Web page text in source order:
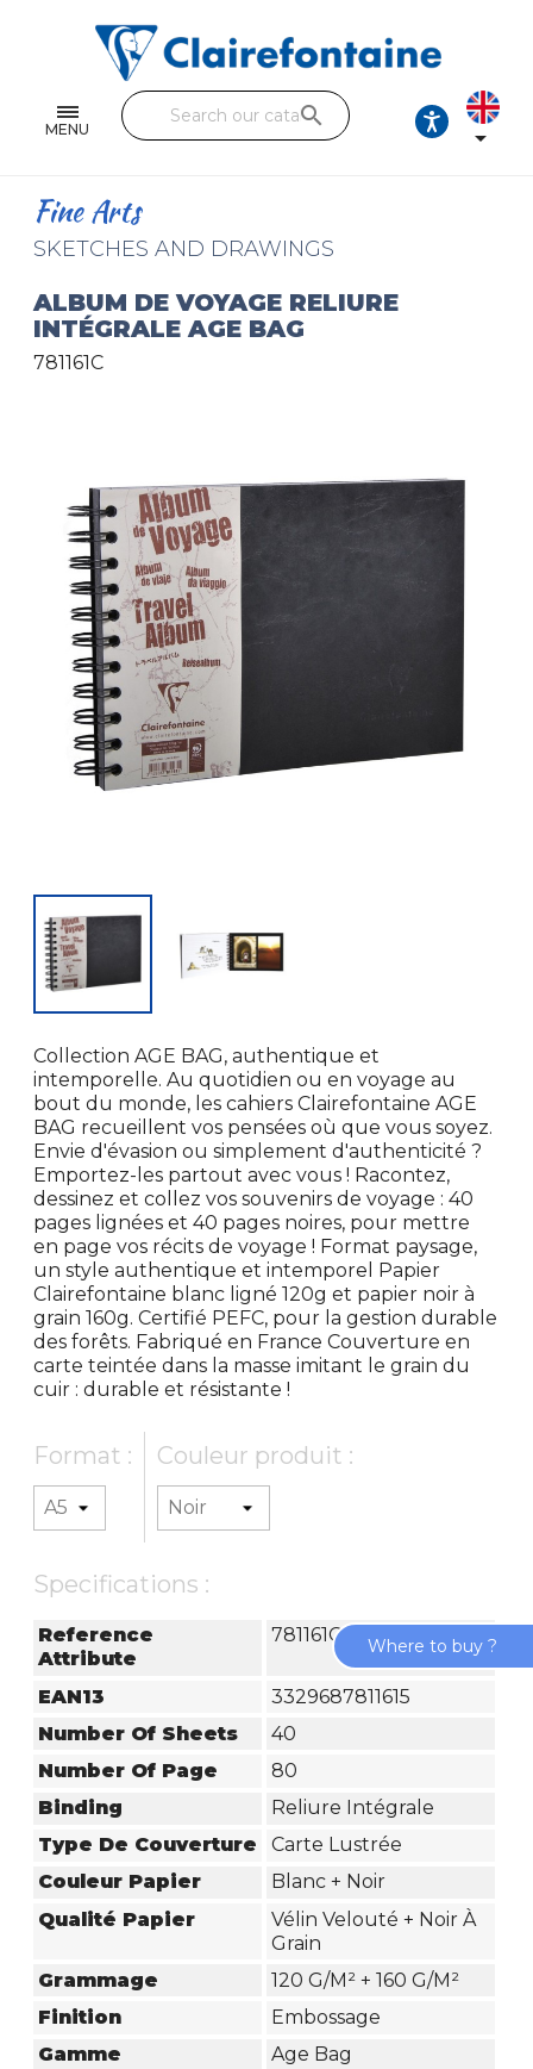
MENU
Single and double sheets
Fine arts
Handicraft
Pencil cases & Leather goods
search

Fine Arts
SKETCHES AND DRAWINGS
ALBUM DE VOYAGE RELIURE
INTÉGRALE AGE BAG
781161C
Collection AGE BAG, authentique et
intemporelle. Au quotidien ou en voyage au
bout du monde, les cahiers Clairefontaine AGE
BAG recueillent vos pensées où que vous soyez.
Envie d'évasion ou simplement d'authenticité ?
Emportez-les partout avec vous ! Racontez,
dessinez et collez vos souvenirs de voyage : 40
pages lignées et 40 pages noires, pour mettre
en page vos récits de voyage ! Format paysage,
un style authentique et intemporel Papier
Clairefontaine blanc ligné 120g et papier noir à
grain 160g. Certifié PEFC, pour la gestion durable
des forêts. Fabriqué en France Couverture en
carte teintée dans la masse imitant le grain du
cuir : durable et résistante !
Format : Couleur produit :
Specifications :
Reference
Attribute
781161C
EAN13
3329687811615
Number Of Sheets
40
Number Of Page
80
Binding
Reliure Intégrale
Type De Couverture
Carte Lustrée
Couleur Papier
Blanc + Noir
Qualité Papier
Vélin Velouté + Noir À
Grain
Grammage
120 G/m² + 160 G/m²
Finition
Embossage
Gamme
Age Bag
Where to buy ?